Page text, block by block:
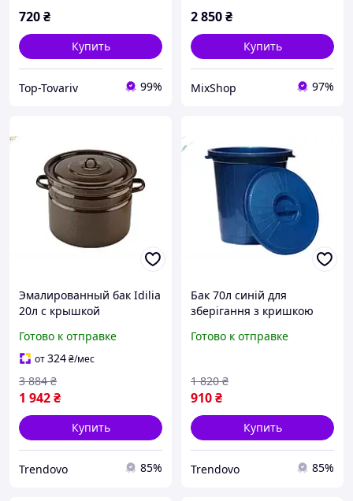
720₴
Купить
Top-Tovariv 99%
2 850₴
Купить
MixShop 97%
Эмалированный бак Idilia
20л с крышкой
хранения воды и
продуктов
Готово к отправке
от324₴/мес
1 942₴
3 884 ₴
Купить
Trendovo 85%
Бак 70л синій для
зберігання з кришкою
води сміття та речей
Готово к отправке
910₴
1 820 ₴
Купить
Trendovo 85%